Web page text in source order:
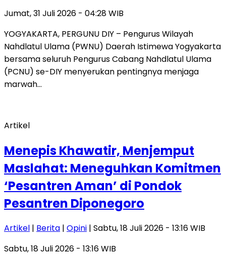
Jumat, 31 Juli 2026 - 04:28 WIB
YOGYAKARTA, PERGUNU DIY – Pengurus Wilayah
Nahdlatul Ulama (PWNU) Daerah Istimewa Yogyakarta
bersama seluruh Pengurus Cabang Nahdlatul Ulama
(PCNU) se-DIY menyerukan pentingnya menjaga
marwah…
Artikel
Menepis Khawatir, Menjemput
Maslahat: Meneguhkan Komitmen
‘Pesantren Aman’ di Pondok
Pesantren Diponegoro
Artikel | Berita | Opini | Sabtu, 18 Juli 2026 - 13:16 WIB
Sabtu, 18 Juli 2026 - 13:16 WIB